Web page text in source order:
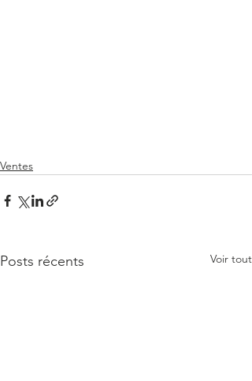
Ventes
Posts récents Voir tout